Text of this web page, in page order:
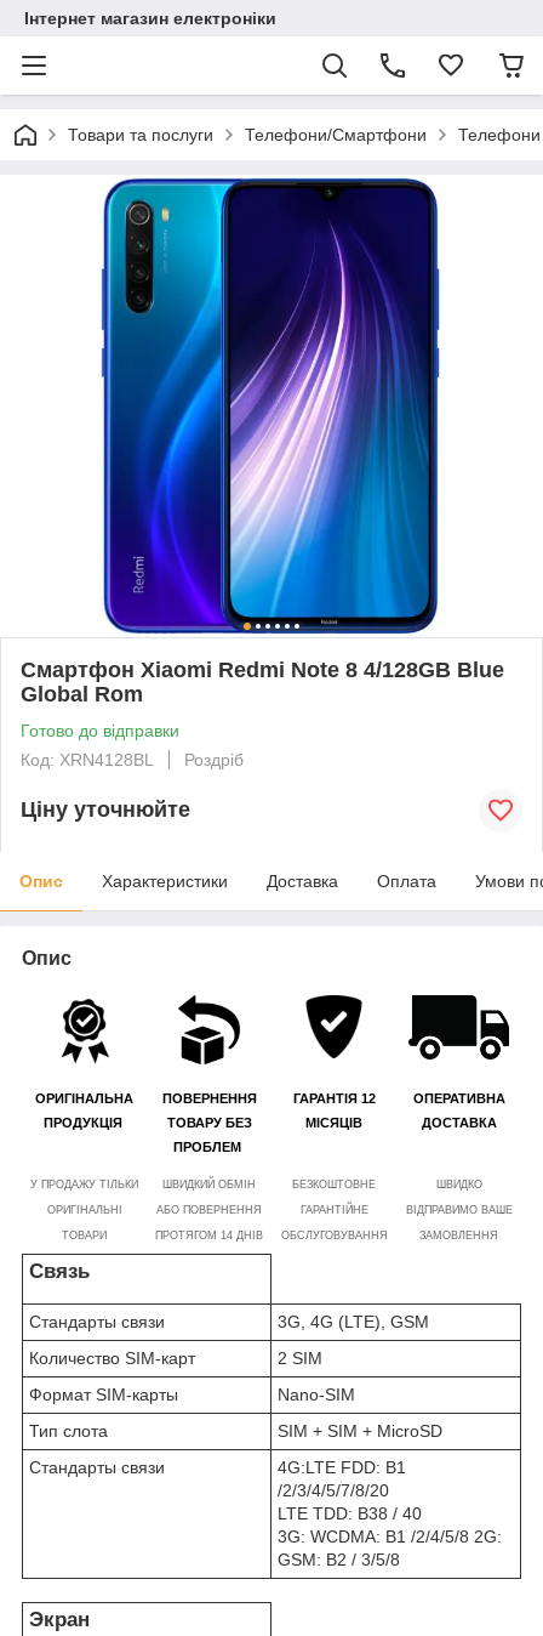
Інтернет магазин електроніки
Товари та послуги Телефони/Смартфони
Смартфон Xiaomi Redmi Note 8 4/128GB Blue
Global Rom
Готово до відправки
Код: XRN4128BL
Роздріб
Ціну уточнюйте
Опис Характеристики Доставка Оплата Умови
Опис
ОРИГІНАЛЬНА
ПРОДУКЦІЯ
ПОВЕРНЕННЯ
ТОВАРУ БЕЗ
ПРОБЛЕМ
ГАРАНТІЯ 12
МІСЯЦІВ
ОПЕРАТИВНА
ДОСТАВКА
У ПРОДАЖУ ТІЛЬКИ
ОРИГІНАЛЬНІ
ТОВАРИ
ШВИДКИЙ ОБМІН
АБО ПОВЕРНЕННЯ
ПРОТЯГОМ 14 ДНІВ
БЕЗКОШТОВНЕ
ГАРАНТІЙНЕ
ОБСЛУГОВУВАННЯ
ШВИДКО
ВІДПРАВИМО ВАШЕ
ЗАМОВЛЕННЯ
Связь
Стандарты связи
3G, 4G (LTE), GSM
Количество SIM-карт
2 SIM
Формат SIM-карты
Nano-SIM
Тип слота
SIM + SIM + MicroSD
Стандарты связи
4G:LTE FDD: B1
/2/3/4/5/7/8/20
LTE TDD: B38 / 40
3G: WCDMA: B1 /2/4/5/8 2G:
GSM: B2 / 3/5/8
Экран